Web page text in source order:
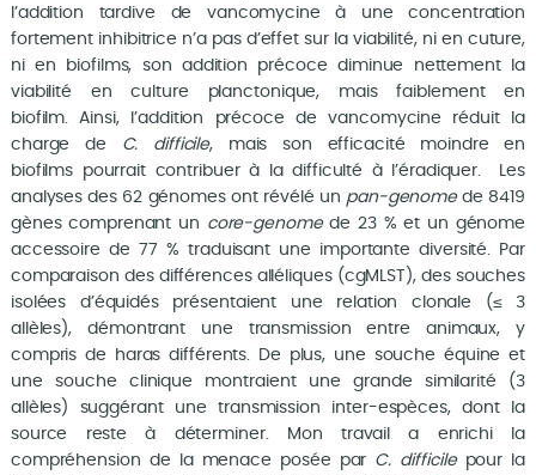
l’addition tardive de vancomycine à une concentration
fortement inhibitrice n’a pas d’effet sur la viabilité, ni en cuture,
ni en biofilms, son addition précoce diminue nettement la
viabilité en culture planctonique, mais faiblement en
biofilm. Ainsi, l’addition précoce de vancomycine réduit la
charge de
C. difficile, mais son efficacité moindre en
biofilms pourrait contribuer à la difficulté à l’éradiquer. Les
analyses des 62 génomes ont révélé un pan-genomede 8419
gènes comprenant un core-genomede 23 % et un génome
accessoire de 77 % traduisant une importante diversité. Par
comparaison des différences alléliques (cgMLST), des souches
isolées d’équidés présentaient une relation clonale (≤ 3
allèles), démontrant une transmission entre animaux, y
compris de haras différents. De plus, une souche équine et
une souche clinique montraient une grande similarité (3
allèles) suggérant une transmission inter-espèces, dont la
source reste à déterminer. Mon travail a enrichi la
compréhension de la menace posée par C. difficilepour la